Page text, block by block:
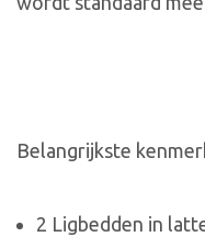
Belangrijkste
2 Ligbedden in